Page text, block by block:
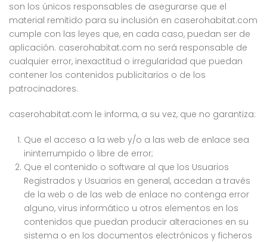
son los únicos responsables de asegurarse que el
material remitido para su inclusión en caserohabitat.com
cumple con las leyes que, en cada caso, puedan ser de
aplicación. caserohabitat.com no será responsable de
cualquier error, inexactitud o irregularidad que puedan
contener los contenidos publicitarios o de los
patrocinadores.
caserohabitat.com le informa, a su vez, que no garantiza:
Que el acceso a la web y/o a las web de enlace sea
ininterrumpido o libre de error;
Que el contenido o software al que los Usuarios
Registrados y Usuarios en general, accedan a través
de la web o de las web de enlace no contenga error
alguno, virus informático u otros elementos en los
contenidos que puedan producir alteraciones en su
sistema o en los documentos electrónicos y ficheros